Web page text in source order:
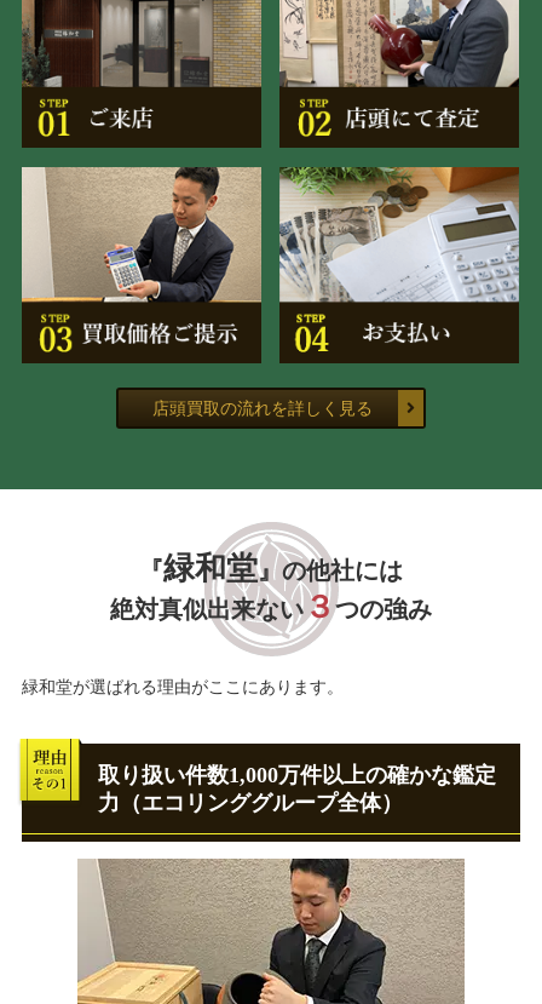
店頭買取の流れを詳しく見る
『緑和堂』の他社には
絶対真似出来ない ３つの強み
緑和堂が選ばれる理由がここにあります。
取り扱い件数1,000万件以上の確かな鑑定
力（エコリンググループ全体）